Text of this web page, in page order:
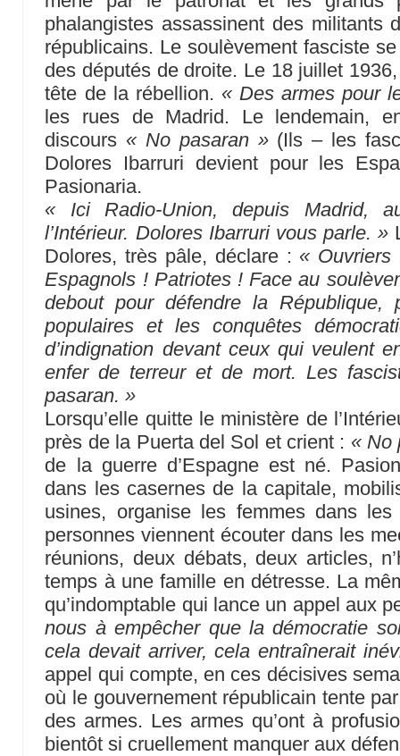
phalangistes assassinent des militants
républicains. Le soulèvement fasciste
des députés de droite. Le 18 juillet
tête de la rébellion. « Des armes pour
les rues de Madrid. Le lendemain,
discours « No pasaran »(Ils – les
Dolores Ibarruri devient pour les
Pasionaria.
« Ici Radio-Union, depuis Madrid,
l’Intérieur. Dolores Ibarruri vous parle. »
Dolores, très pâle, déclare : « Ouvriers
Espagnols ! Patriotes ! Face au
debout pour défendre la République,
populaires et les conquêtes
d’indignation devant ceux qui veulent
enfer de terreur et de mort. Les
pasaran. »
Lorsqu’elle quitte le ministère de
près de la Puerta del Sol et crient : « No
de la guerre d’Espagne est né.
dans les casernes de la capitale,
usines, organise les femmes dans
personnes viennent écouter dans les
réunions, deux débats, deux articles,
temps à une famille en détresse. La
qu’indomptable qui lance un appel aux
nous à empêcher que la démocratie
cela devait arriver, cela entraînerait
appel qui compte, en ces décisives
où le gouvernement républicain tente
des armes. Les armes qu’ont à
bientôt si cruellement manquer aux